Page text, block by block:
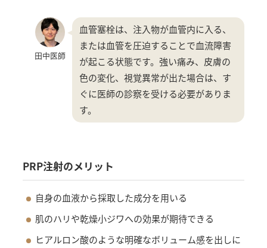
田中医師
血管塞栓は、注入物が血管内に入る、
または血管を圧迫することで血流障害
が起こる状態です。強い痛み、皮膚の
色の変化、視覚異常が出た場合は、す
ぐに医師の診察を受ける必要がありま
す。
PRP注射のメリット
自身の血液から採取した成分を用いる
肌のハリや乾燥小ジワへの効果が期待できる
ヒアルロン酸のような明確なボリューム感を出しに